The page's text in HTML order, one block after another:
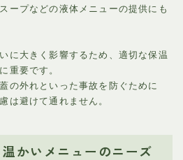
ープなどの液体メニューの提供にも
に大きく影響するため、適切な保温
重要です。
の外れといった事故を防ぐために
は避けて通れません。
かいメニューのニーズ